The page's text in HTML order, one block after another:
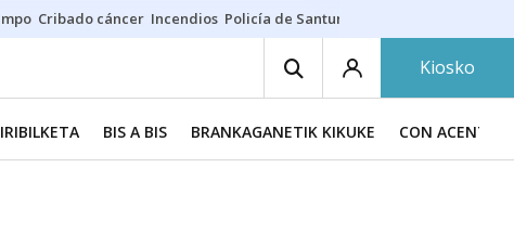
Cribado cáncer Incendios Policía de Santurtzi
Kiosko
BIS A BIS BRANKAGANETIK KIKUKE CON ACENTO